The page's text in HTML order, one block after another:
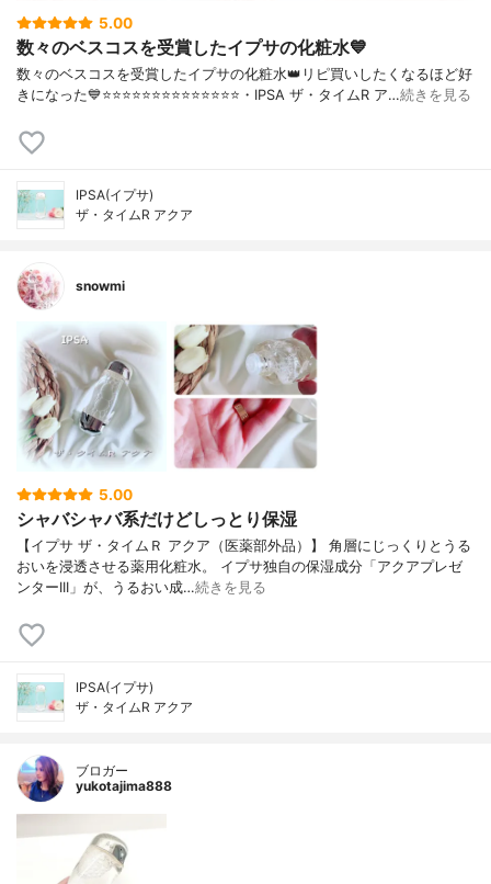
5.00
数々のベスコスを受賞したイプサの化粧水💙
数々のベスコスを受賞したイプサの化粧水👑リピ買いしたくなるほど好
きになった💙⭐️⭐️⭐️⭐️⭐️⭐️⭐️⭐️⭐️⭐️⭐️⭐️⭐️⭐️・IPSA ザ・タイムR ア…続きを見る
IPSA(イプサ)
ザ・タイムR アクア
snowmi
5.00
シャバシャバ系だけどしっとり保湿
【イプサ ザ・タイムＲ アクア（医薬部外品）】 角層にじっくりとうる
おいを浸透させる薬用化粧水。 イプサ独自の保湿成分「アクアプレゼ
ンターIII」が、うるおい成…続きを見る
IPSA(イプサ)
ザ・タイムR アクア
ブロガー
yukotajima888